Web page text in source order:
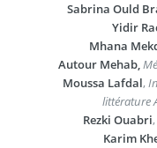
Sabrina Ould
Yidir
Mhana
Autour Mehab,
Moussa Lafdal,
littérature
Rezki Ouabri,
Karim